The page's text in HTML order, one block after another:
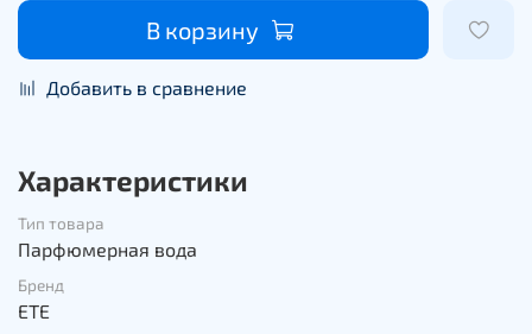
В корзину
Добавить в сравнение
Характеристики
Тип товара
Парфюмерная вода
Бренд
ETE